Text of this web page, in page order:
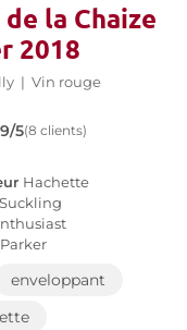
la Chaize
2018
| Vin rouge
5(8 clients)
Hachette
enveloppant